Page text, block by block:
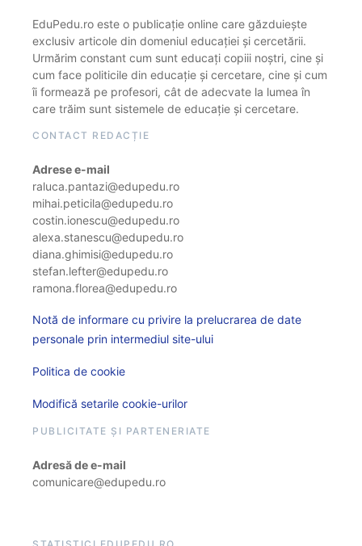
EduPedu.ro este o publicație online care găzduiește
exclusiv articole din domeniul educației și cercetării.
Urmărim constant cum sunt educați copiii noștri, cine și
cum face politicile din educație și cercetare, cine și cum
îi formează pe profesori, cât de adecvate la lumea în
care trăim sunt sistemele de educație și cercetare.
CONTACT REDACȚIE
Adrese e-mail
raluca.pantazi@edupedu.ro
mihai.peticila@edupedu.ro
costin.ionescu@edupedu.ro
alexa.stanescu@edupedu.ro
diana.ghimisi@edupedu.ro
stefan.lefter@edupedu.ro
ramona.florea@edupedu.ro
Notă de informare cu privire la prelucrarea de date
personale prin intermediul site-ului
Politica de cookie
Modifică setarile cookie-urilor
PUBLICITATE ȘI PARTENERIATE
Adresă de e-mail
comunicare@edupedu.ro